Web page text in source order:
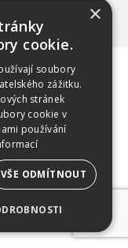
×
cookie.
soubory
zážitku.
stránek
cookie v
používání
VŠE ODMÍTNOUT